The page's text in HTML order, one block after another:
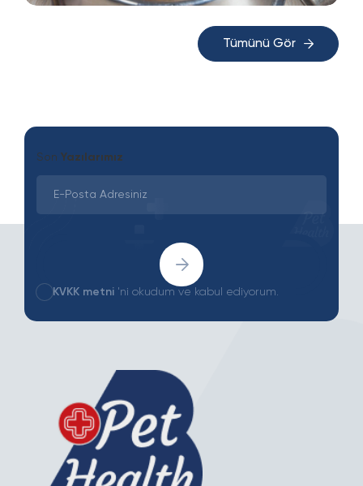
Tümünü Gör
Son Yazılarımız
KVKK metni 'ni okudum ve kabul ediyorum.